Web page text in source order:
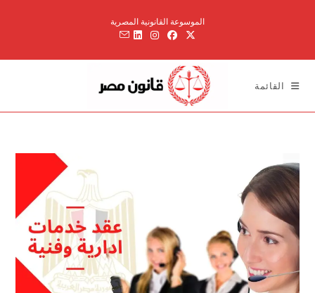
الموسوعة القانونية المصرية
القائمة